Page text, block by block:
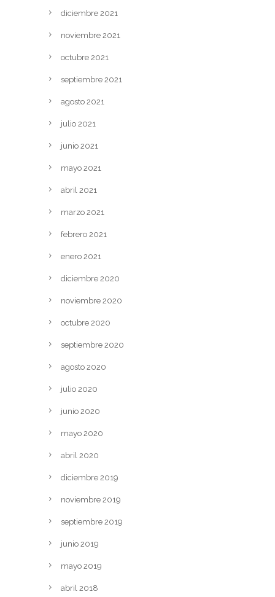
diciembre 2021
noviembre 2021
octubre 2021
septiembre 2021
agosto 2021
julio 2021
junio 2021
mayo 2021
abril 2021
marzo 2021
febrero 2021
enero 2021
diciembre 2020
noviembre 2020
octubre 2020
septiembre 2020
agosto 2020
julio 2020
junio 2020
mayo 2020
abril 2020
diciembre 2019
noviembre 2019
septiembre 2019
junio 2019
mayo 2019
abril 2018